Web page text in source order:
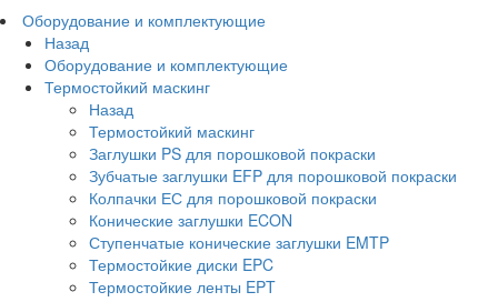
Оборудование и комплектующие
Назад
Оборудование и комплектующие
Термостойкий маскинг
Назад
Термостойкий маскинг
Заглушки PS для порошковой покраски
Зубчатые заглушки EFP для порошковой покраски
Колпачки ЕС для порошковой покраски
Конические заглушки ECON
Ступенчатые конические заглушки EMTP
Термостойкие диски EPC
Термостойкие ленты EPT